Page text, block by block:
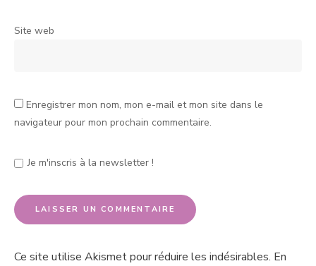
Site web
Enregistrer mon nom, mon e-mail et mon site dans le
navigateur pour mon prochain commentaire.
Je m'inscris à la newsletter !
Ce site utilise Akismet pour réduire les indésirables. En